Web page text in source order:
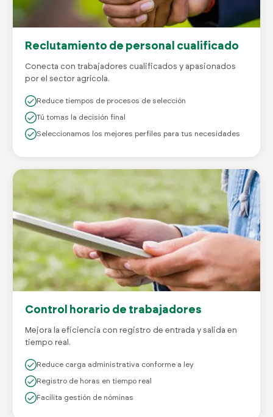
Reclutamiento de personal cualificado
Conecta con trabajadores cualificados y apasionados
por el sector agrícola.
Reduce tiempos de procesos de selección
Tú tomas la decisión final
Seleccionamos los mejores perfiles para tus necesidades
Control horario de trabajadores
Mejora la eficiencia con registro de entrada y salida en
tiempo real.
Reduce carga administrativa conforme a ley
Registro de horas en tiempo real
Facilita gestión de nóminas